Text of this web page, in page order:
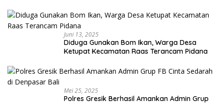
Juni 13, 2025
Diduga Gunakan Bom Ikan, Warga Desa
Ketupat Kecamatan Raas Terancam Pidana
Mei 25, 2025
Polres Gresik Berhasil Amankan Admin Grup